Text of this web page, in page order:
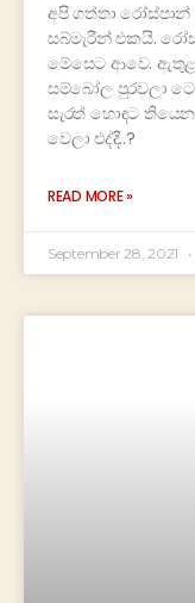
අපි ගත්තා
සබ්මැරීන් එකයි.
මේසෙට ආවෙ.
සම්බෝල පුරවලා
සැරත් හොඳට
වෙලා එද්දී..?
READ MORE »
September 28, 2021